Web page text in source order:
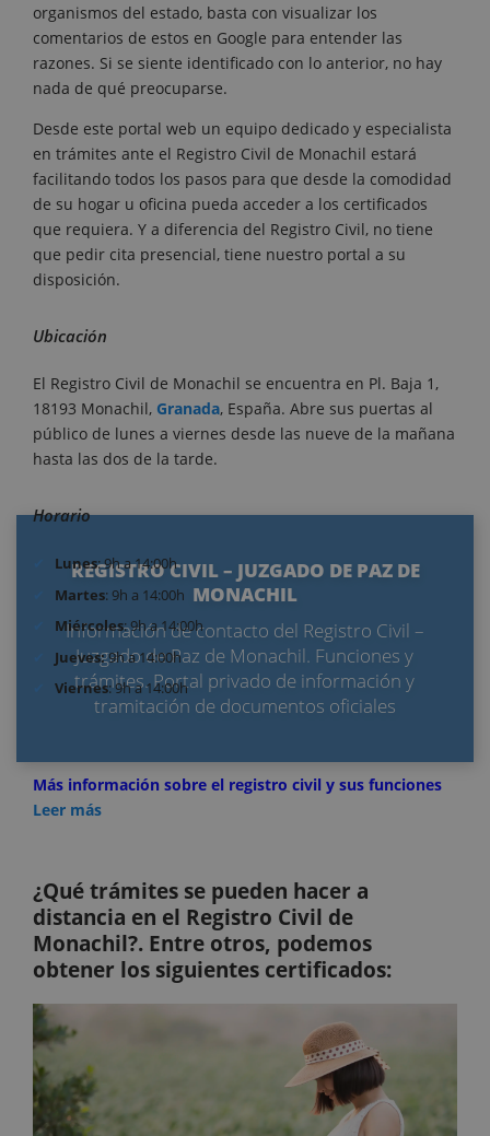
REGISTRO CIVIL – JUZGADO DE PAZ DE
MONACHIL
Información de contacto del Registro Civil –
Juzgado de Paz de Monachil. Funciones y
trámites. Portal privado de información y
tramitación de documentos oficiales
organismos del estado, basta con visualizar los
comentarios de estos en Google para entender las
razones. Si se siente identificado con lo anterior, no hay
nada de qué preocuparse.
Desde este portal web un equipo dedicado y especialista
en trámites ante el Registro Civil de Monachil estará
facilitando todos los pasos para que desde la comodidad
de su hogar u oficina pueda acceder a los certificados
que requiera. Y a diferencia del Registro Civil, no tiene
que pedir cita presencial, tiene nuestro portal a su
disposición.
Ubicación
El Registro Civil de Monachil se encuentra en Pl. Baja 1,
18193 Monachil, Granada, España. Abre sus puertas al
público de lunes a viernes desde las nueve de la mañana
hasta las dos de la tarde.
Horario
Lunes: 9h a 14:00h
Martes: 9h a 14:00h
Miércoles: 9h a 14:00h
Jueves:9h a 14:00h
Viernes: 9h a 14:00h
Más información sobre el registro civil y sus funciones
Leer más
¿Qué trámites se pueden hacer a
distancia en el Registro Civil de
Monachil?. Entre otros, podemos
obtener los siguientes certificados: